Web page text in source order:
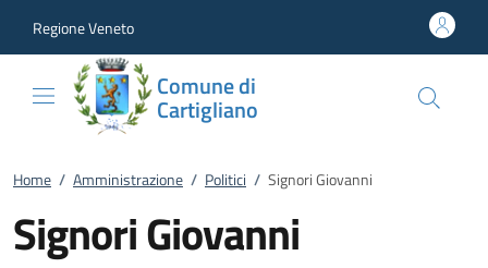
Regione Veneto
Comune di
Cartigliano
Home / Amministrazione / Politici / Signori Giovanni
Signori Giovanni